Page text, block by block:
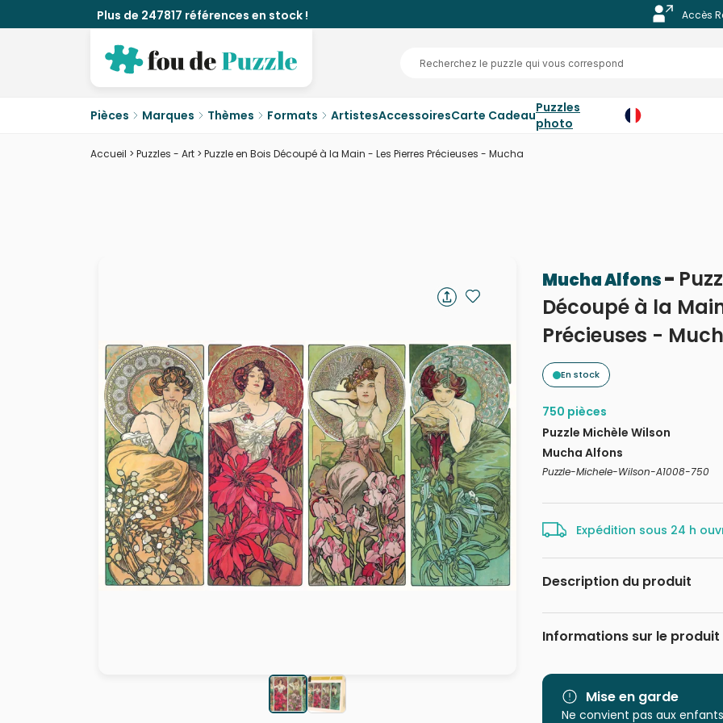
Plus de 247817 références en stock ! Accès
Pièces Marques Thèmes Formats ArtistesAccessoiresCarte CadeauPuzzles
photo
Accueil > Puzzles - Art > Puzzle en Bois Découpé à la Main - Les Pierres Précieuses - Mucha
Mucha Alfons-
Découpé à la
Précieuses -
En stock
750 pièces
Puzzle Michèle Wilson
Mucha Alfons
Puzzle-Michele-Wilson-A1008-750
Expédition sous 24 h
Description du produit
Puzzle d'art en bois de 750
respectant l'environnement.
panneau de ce quadriptyque
rubis, l'améthyste et
panneaux : les fleurs aux
Informations sur le produit
Catégorie
Mise en garde
Ne convient pas aux